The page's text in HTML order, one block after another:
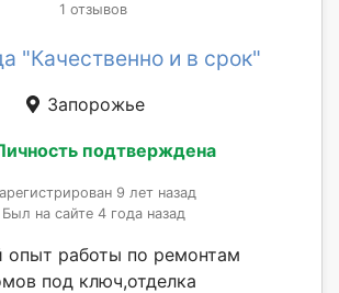
1 отзывов
"Качественно и в срок"
Запорожье
подтверждена
9 лет назад
Был на сайте 4 года назад
опыт работы по ремонтам
под ключ,отделка